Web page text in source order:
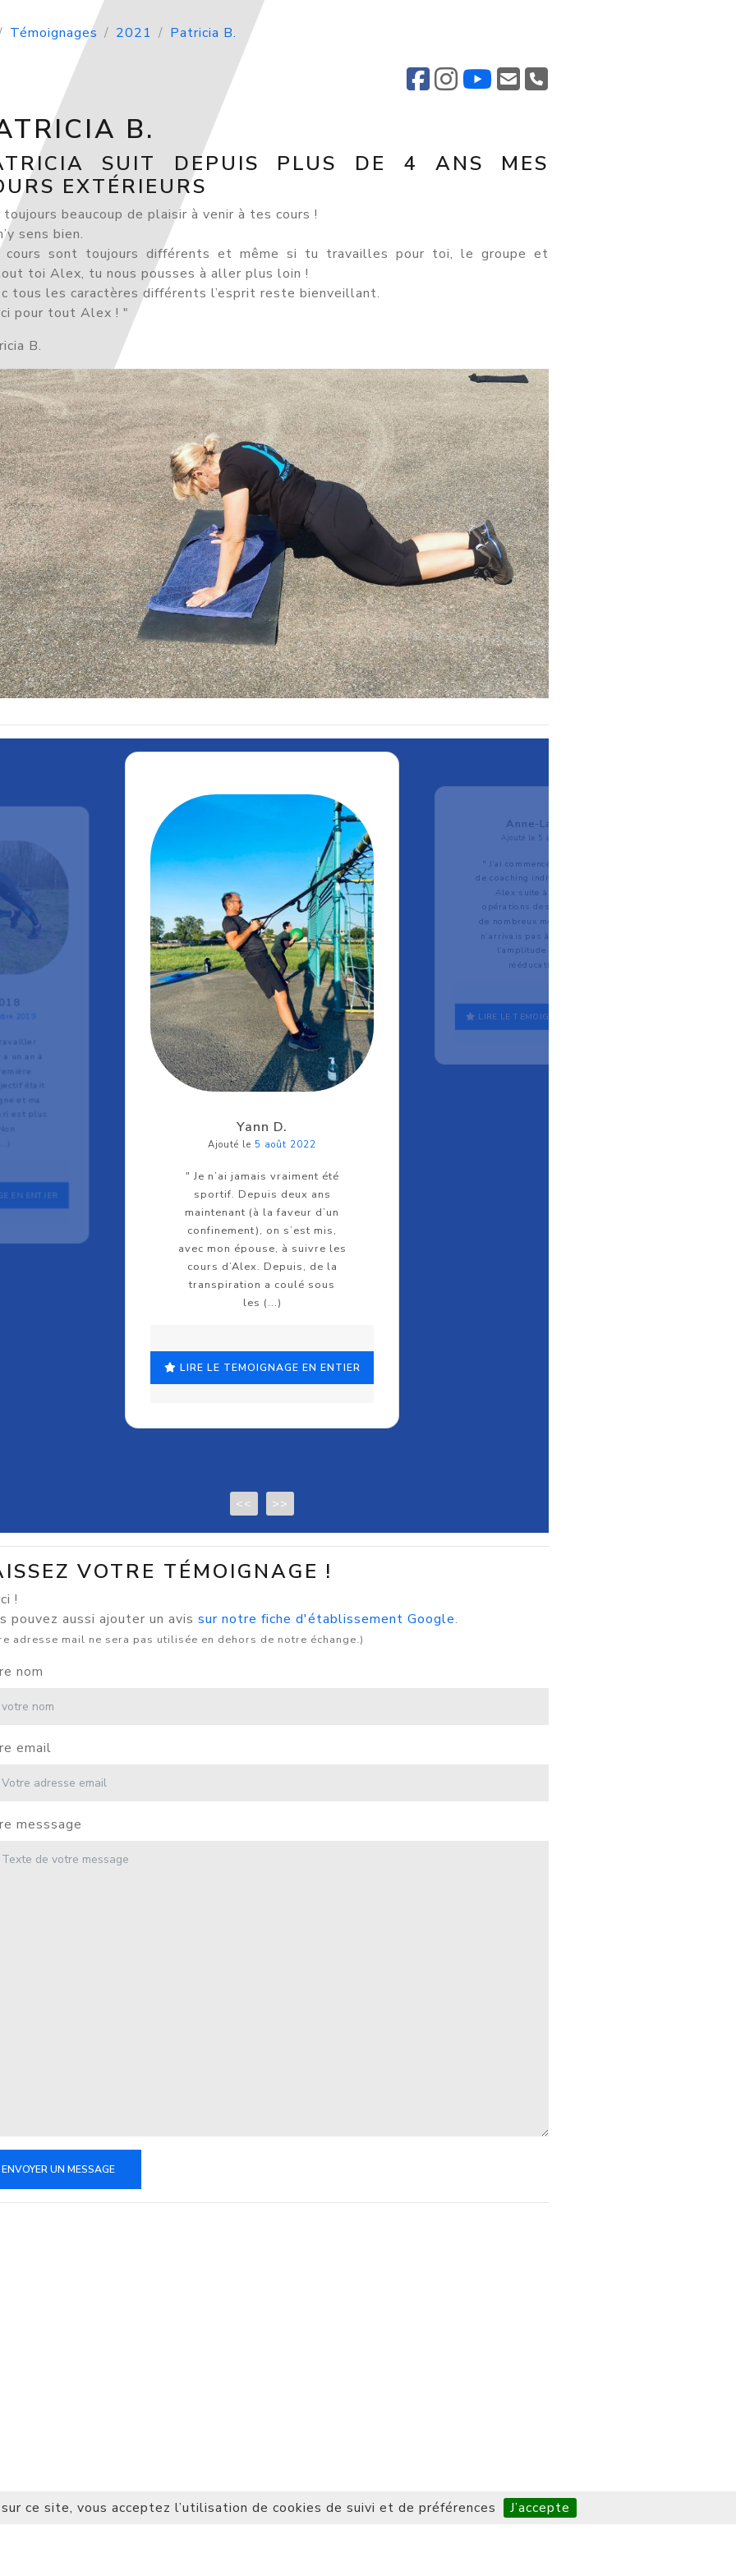
ce site, vous acceptez l’utilisation de cookies de suivi et de préférences J’accepte
Témoignages 2021 Patricia B.
B.
SUIT DEPUIS PLUS DE 4 ANS MES
EXTÉRIEURS
toujours beaucoup de plaisir à venir à tes cours !
sens bien.
cours sont toujours différents et même si tu travailles pour toi, le groupe et
toi Alex, tu nous pousses à aller plus loin !
tous les caractères différents l’esprit reste bienveillant.
pour tout Alex ! "
B.
2019
un an à
était
et ma
est plus
EN ENTIER
Yann D.
Ajouté le 5 août 2022
" Je n’ai jamais vraiment été
sportif. Depuis deux ans
maintenant (à la faveur d’un
confinement), on s’est mis,
avec mon épouse, à suivre les
cours d’Alex. Depuis, de la
transpiration a coulé sous
les (...)
LIRE LE TEMOIGNAGE EN ENTIER
Anne-Laure L.
Ajouté le 5 août 2022
" J’ai commencé les séances
de coaching individuelles avec
Alex suite à plusieurs
opérations des épaules et à
de nombreux mois de kiné. Je
n’arrivais pas à retrouver de
l’amplitude malgré la
rééducation. (...)
LIRE LE TEMOIGNAGE EN ENTIER
<< >>
VOTRE TÉMOIGNAGE !
!
pouvez aussi ajouter un avis sur notre fiche d'établissement Google.
adresse mail ne sera pas utilisée en dehors de notre échange.)
nom
email
messsage
ENVOYER UN MESSAGE